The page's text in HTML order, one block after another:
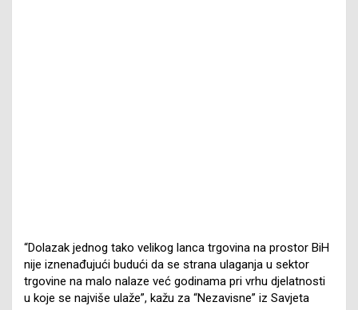
“Dolazak jednog tako velikog lanca trgovina na prostor BiH
nije iznenađujući budući da se strana ulaganja u sektor
trgovine na malo nalaze već godinama pri vrhu djelatnosti
u koje se najviše ulaže”, kažu za “Nezavisne” iz Savjeta